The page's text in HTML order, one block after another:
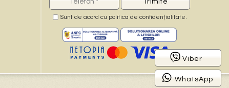
Sunt de acord cu politica de confidențialitate.
Viber
WhatsApp